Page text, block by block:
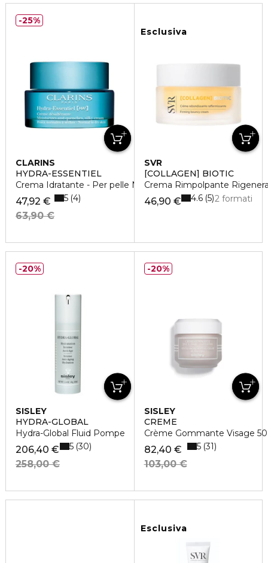
CLARINS
HYDRA-ESSENTIEL
Crema Idratante - Per pelle Normale o Secca
47,92 €
63,90 €
5 4
25%
Esclusiva
SVR
[COLLAGEN] BIOTIC
Crema Rimpolpante
46,90 € 2 formati
4.6 5
SISLEY
HYDRA-GLOBAL
Hydra-Global Fluid Pompe
206,40 €
258,00 €
5 30
20%
SISLEY
CREME
Crème Gommante Visage
82,40 €
103,00 €
5 31
20%
Esclusiva